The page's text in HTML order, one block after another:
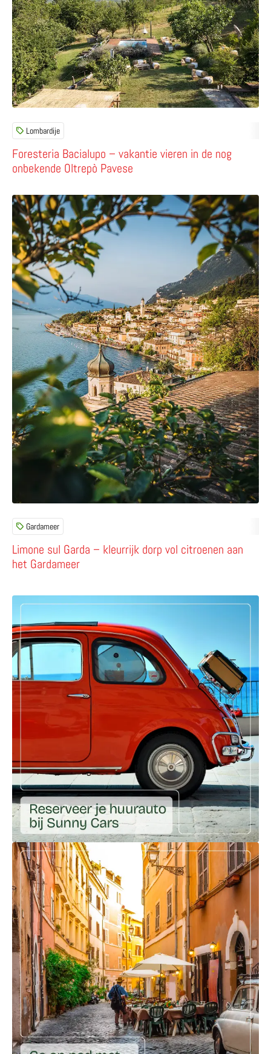
Foresteria Bacialupo – vakantie vieren in de nog
onbekende Oltrepò Pavese
Lombardije
Limone sul Garda – kleurrijk dorp vol citroenen aan
het Gardameer
Gardameer
Lees meer over Limone sul Garda – kleurrijk dorp vol
Ga naar externe link: https://huureenauto.sunnycars.nl/